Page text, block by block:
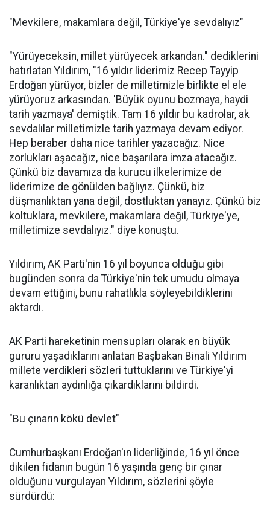
"Mevkilere, makamlara değil, Türkiye'ye sevdalıyız"
"Yürüyeceksin, millet yürüyecek arkandan." dediklerini
hatırlatan Yıldırım, "16 yıldır liderimiz Recep Tayyip
Erdoğan yürüyor, bizler de milletimizle birlikte el ele
yürüyoruz arkasından. 'Büyük oyunu bozmaya, haydi
tarih yazmaya' demiştik. Tam 16 yıldır bu kadrolar, ak
sevdalılar milletimizle tarih yazmaya devam ediyor.
Hep beraber daha nice tarihler yazacağız. Nice
zorlukları aşacağız, nice başarılara imza atacağız.
Çünkü biz davamıza da kurucu ilkelerimize de
liderimize de gönülden bağlıyız. Çünkü, biz
düşmanlıktan yana değil, dostluktan yanayız. Çünkü biz
koltuklara, mevkilere, makamlara değil, Türkiye'ye,
milletimize sevdalıyız." diye konuştu.
Yıldırım, AK Parti'nin 16 yıl boyunca olduğu gibi
bugünden sonra da Türkiye'nin tek umudu olmaya
devam ettiğini, bunu rahatlıkla söyleyebildiklerini
aktardı.
AK Parti hareketinin mensupları olarak en büyük
gururu yaşadıklarını anlatan Başbakan Binali Yıldırım
millete verdikleri sözleri tuttuklarını ve Türkiye'yi
karanlıktan aydınlığa çıkardıklarını bildirdi.
"Bu çınarın kökü devlet"
Cumhurbaşkanı Erdoğan'ın liderliğinde, 16 yıl önce
dikilen fidanın bugün 16 yaşında genç bir çınar
olduğunu vurgulayan Yıldırım, sözlerini şöyle
sürdürdü: